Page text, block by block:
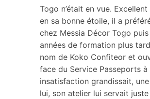
Togo n’était en vue.
en sa bonne étoile, il a
chez Messia Décor Togo
années de formation plus
nom de Koko Confiteor et
face du Service Passeports
insatisfaction grandissait,
lui, son atelier lui servait